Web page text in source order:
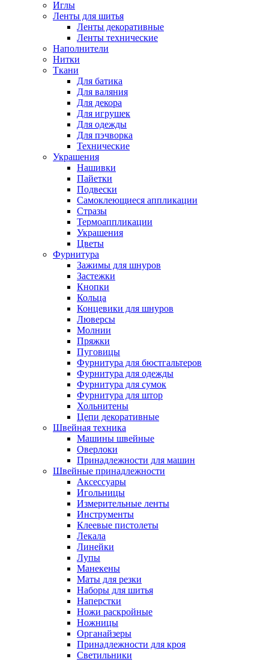
Иглы
Ленты для шитья
Ленты декоративные
Ленты технические
Наполнители
Нитки
Ткани
Для батика
Для валяния
Для декора
Для игрушек
Для одежды
Для пэчворка
Технические
Украшения
Нашивки
Пайетки
Подвески
Самоклеющиеся аппликации
Стразы
Термоаппликации
Украшения
Цветы
Фурнитура
Зажимы для шнуров
Застежки
Кнопки
Кольца
Концевики для шнуров
Люверсы
Молнии
Пряжки
Пуговицы
Фурнитура для бюстгальтеров
Фурнитура для одежды
Фурнитура для сумок
Фурнитура для штор
Хольнитены
Цепи декоративные
Швейная техника
Машины швейные
Оверлоки
Принадлежности для машин
Швейные принадлежности
Аксессуары
Игольницы
Измерительные ленты
Инструменты
Клеевые пистолеты
Лекала
Линейки
Лупы
Манекены
Маты для резки
Наборы для шитья
Наперстки
Ножи раскройные
Ножницы
Органайзеры
Принадлежности для кроя
Светильники